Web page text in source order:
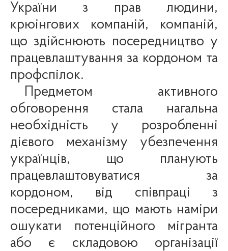
України з прав людини,
крюінгових компаній, компаній,
що здійснюють посередництво у
працевлаштування за кордоном та
профспілок.
Предметом активного
обговорення стала нагальна
необхідність у розробленні
дієвого механізму убезпечення
українців, що планують
працевлаштовуватися за
кордоном, від співпраці з
посередниками, що мають наміри
ошукати потенційного мігранта
або є складовою організації